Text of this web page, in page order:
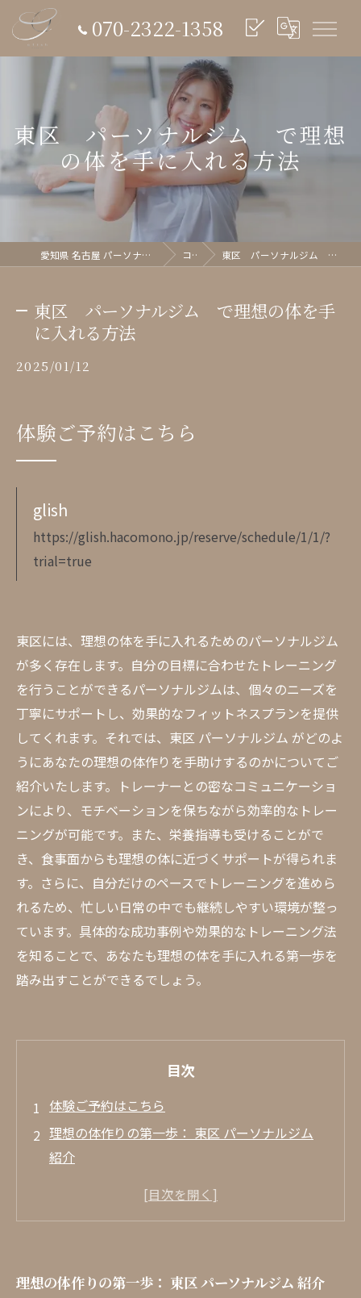
070-2322-1358
東区 パーソナルジム で理想
の体を手に入れる方法
愛知県 名古屋 パーソナルジム glish《グリッシュ》 コラム 東区 パーソナルジム で理想の体を手に入れる方法
東区 パーソナルジム で理想の体を手
に入れる方法
2025/01/12
体験ご予約はこちら
glish
https://glish.hacomono.jp/reserve/schedule/1/1/?
trial=true
東区には、理想の体を手に入れるためのパーソナルジム
が多く存在します。自分の目標に合わせたトレーニング
を行うことができるパーソナルジムは、個々のニーズを
丁寧にサポートし、効果的なフィットネスプランを提供
してくれます。それでは、東区 パーソナルジム がどのよ
うにあなたの理想の体作りを手助けするのかについてご
紹介いたします。トレーナーとの密なコミュニケーショ
ンにより、モチベーションを保ちながら効率的なトレー
ニングが可能です。また、栄養指導も受けることがで
き、食事面からも理想の体に近づくサポートが得られま
す。さらに、自分だけのペースでトレーニングを進めら
れるため、忙しい日常の中でも継続しやすい環境が整っ
ています。具体的な成功事例や効果的なトレーニング法
を知ることで、あなたも理想の体を手に入れる第一歩を
踏み出すことができるでしょう。
目次
体験ご予約はこちら
理想の体作りの第一歩： 東区 パーソナルジム
紹介
成功の秘訣：トレーナーとのコミュニケーショ
ーニング
理想の体作りの第一歩： 東区 パーソナルジム 紹介